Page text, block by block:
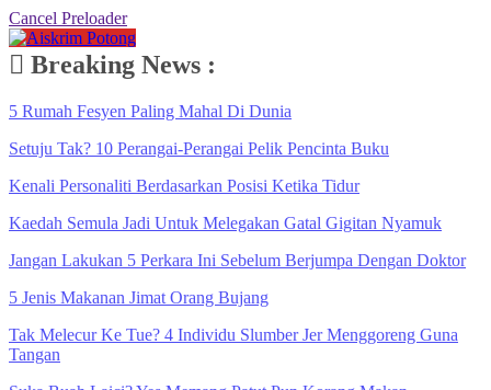
Cancel Preloader
Breaking News :
5 Rumah Fesyen Paling Mahal Di Dunia
Setuju Tak? 10 Perangai-Perangai Pelik Pencinta Buku
Kenali Personaliti Berdasarkan Posisi Ketika Tidur
Kaedah Semula Jadi Untuk Melegakan Gatal Gigitan Nyamuk
Jangan Lakukan 5 Perkara Ini Sebelum Berjumpa Dengan Doktor
5 Jenis Makanan Jimat Orang Bujang
Tak Melecur Ke Tue? 4 Individu Slumber Jer Menggoreng Guna
Tangan